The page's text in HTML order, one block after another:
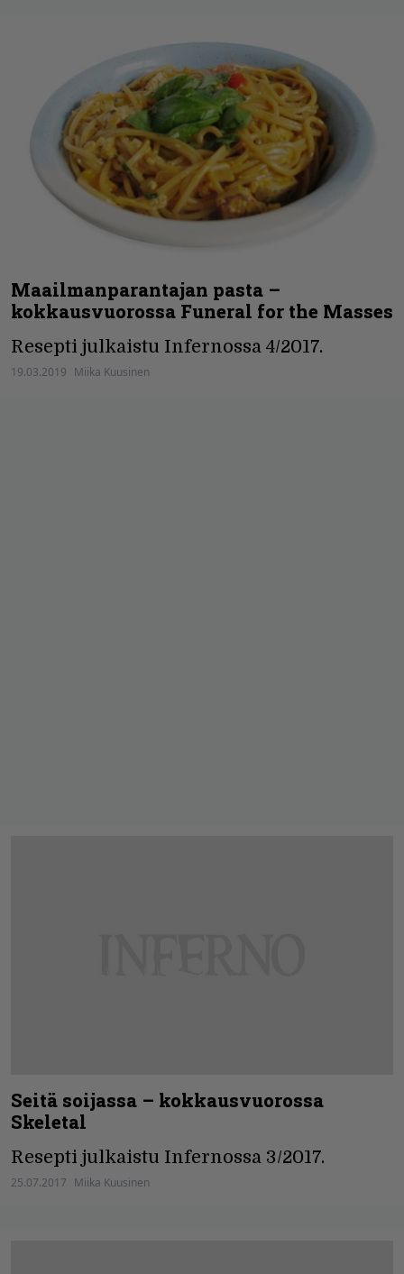
Maailman­parantajan pasta –
kokkausvuorossa Funeral for the Masses
Resepti julkaistu Infernossa 4/2017.
19.03.2019 Miika Kuusinen
Seitä soijassa – kokkausvuorossa
Skeletal
Resepti julkaistu Infernossa 3/2017.
25.07.2017 Miika Kuusinen